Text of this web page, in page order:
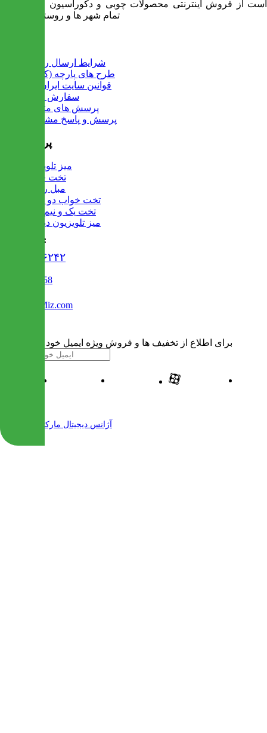
است از فروش اینترنتی محصولات چوبی و دکوراسیون و ارسال به
تمام شهر ها و روستاهای کشور
شرایط ارسال رایگان
طرح های پارچه (کالیته)
قوانین سایت ایران میز
سفارش عمده
پرسش های متداول
پرسش و پاسخ مشتریان
پرفروش ها
میز تلویزیون
تخت خواب
مبل راحتی
تخت خواب دو طبقه
تخت یک و نیم نفره
میز تلویزیون دیواری
تماس با ما :
۰۲۱۹۱۳۰۶۲۴۲
02122509458
Info@IranMiz.com
برای اطلاع از تخفیف ها و فروش ویژه ایمیل خود را وارد کنید
آژانس دیجیتال مارکتینگ مهرنت